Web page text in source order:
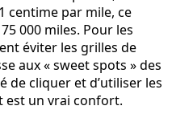
centime par mile, ce
000 miles. Pour les
éviter les grilles de
aux « sweet spots » des
de cliquer et d’utiliser les
est un vrai confort.